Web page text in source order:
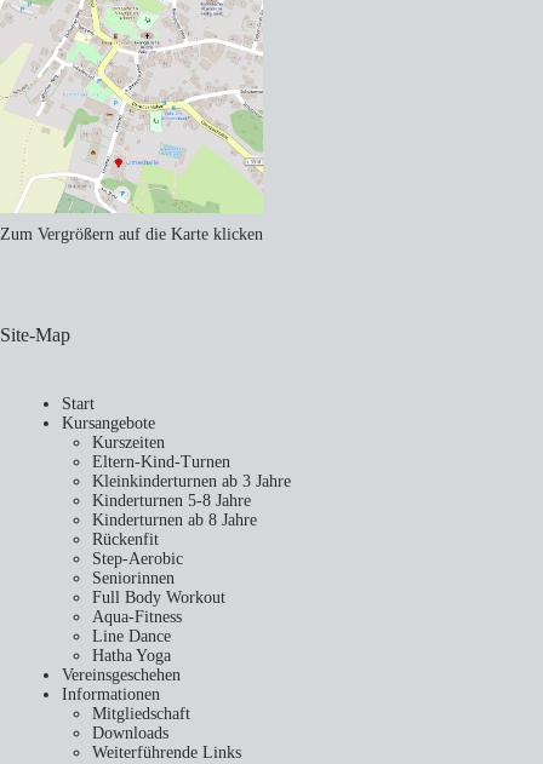
Zum Vergrößern auf die Karte klicken
Site-Map
Start
Kursangebote
Kurszeiten
Eltern-Kind-Turnen
Kleinkinderturnen ab 3 Jahre
Kinderturnen 5-8 Jahre
Kinderturnen ab 8 Jahre
Rückenfit
Step-Aerobic
Seniorinnen
Full Body Workout
Aqua-Fitness
Line Dance
Hatha Yoga
Vereinsgeschehen
Informationen
Mitgliedschaft
Downloads
Weiterführende Links